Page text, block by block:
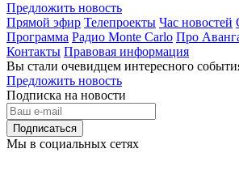
Предложить новость
Прямой эфир Телепроекты Час новостей
Программа Радио Monte Carlo Про
Контакты Правовая информация
Вы стали очевидцем интересного
Предложить новость
Подписка на новости
Подписаться
Мы в социальных сетях